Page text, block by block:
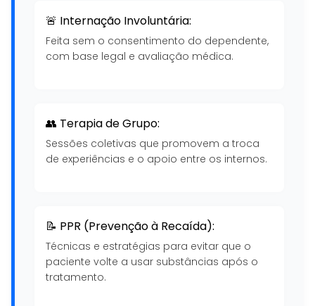
🚨 Internação Involuntária:
Feita sem o consentimento do dependente,
com base legal e avaliação médica.
👥 Terapia de Grupo:
Sessões coletivas que promovem a troca
de experiências e o apoio entre os internos.
📝 PPR (Prevenção à Recaída):
Técnicas e estratégias para evitar que o
paciente volte a usar substâncias após o
tratamento.